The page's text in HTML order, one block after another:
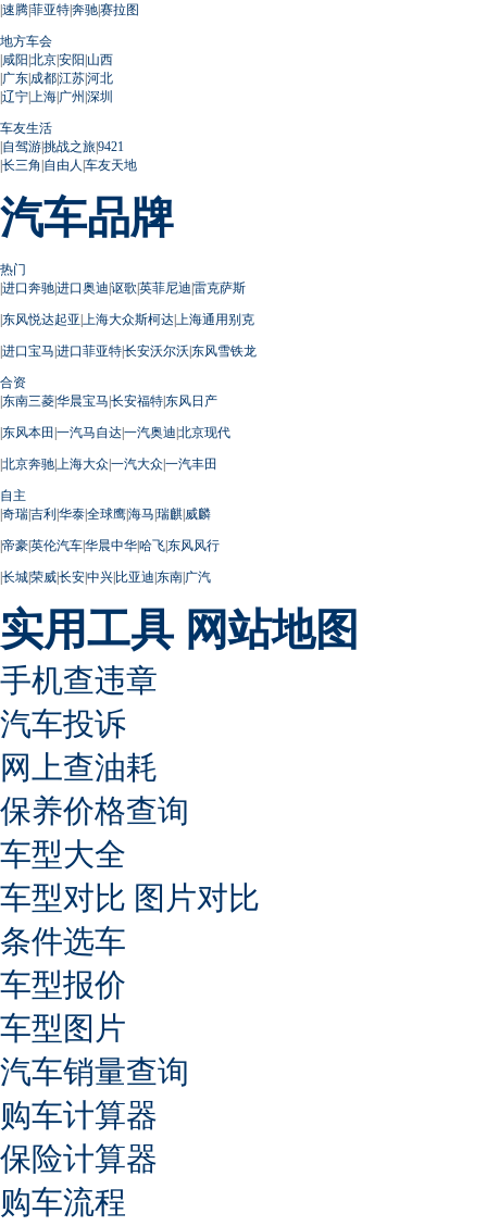
|速腾|菲亚特|奔驰|赛拉图
地方车会
|咸阳|北京|安阳|山西
|广东|成都|江苏|河北
|辽宁| 上海|广州 |深圳
车友生活
|自驾游|挑战之旅|9421
|长三角 |自由人 |车友天地
汽车品牌
热门
|进口奔驰|进口奥迪|讴歌|英菲尼迪|雷克萨斯
|东风悦达起亚| 上海大众斯柯达| 上海通用别克
|进口宝马|进口菲亚特|长安沃尔沃|东风雪铁龙
合资
|东南三菱|华晨宝马|长安福特|东风日产
|东风本田 |一汽马自达|一汽奥迪|北京现代
|北京奔驰| 上海大众|一汽大众|一汽丰田
自主
|奇瑞|吉利|华泰|全球鹰|海马|瑞麒|威麟
|帝豪|英伦汽车|华晨中华|哈飞|东风风行
|长城|荣威|长安|中兴|比亚迪|东南|广汽
实用工具 网站地图
手机查违章
汽车投诉
网上查油耗
保养价格查询
车型大全
车型对比 图片对比
条件选车
车型报价
车型图片
汽车销量查询
购车计算器
保险计算器
购车流程